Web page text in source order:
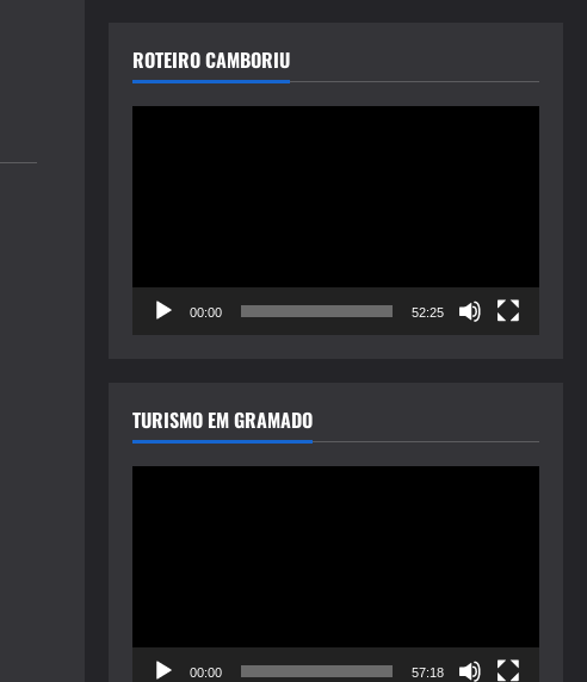
ROTEIRO CAMBORIU
00:00 52:25
TURISMO EM GRAMADO
00:00 57:18